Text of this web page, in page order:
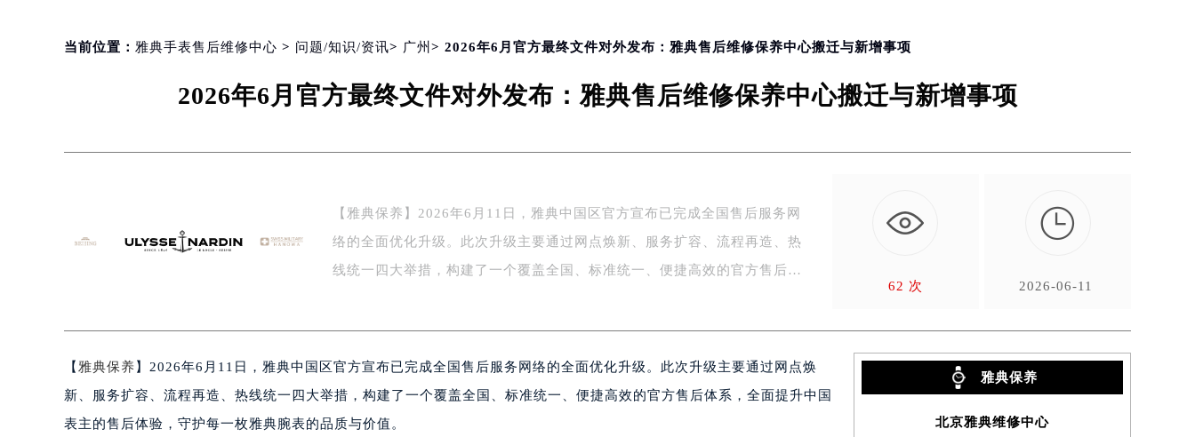
天津市和平区赤峰道136号天津国际金融中心写字楼26层2603室（需提前预约）
上海市徐汇区虹桥路3号港汇中心写字楼2座37层3705室（需提前预约）
上海市黄浦区南京东路299号宏伊国际广场写字楼8层806室（需提前预约）
常州市新北区龙锦路1590号现代传媒中心写字楼5号楼10层1008室（需提前预约）
扬州市邗江区国展路29号星耀天地写字楼1号楼18层1803室（需提前预约）
盐城市盐都区世纪大道5号盐城金融城写字楼1号楼16层1604室（需提前预约）
泰州市海陵区永定东路399号置地商务中心东塔写字楼（华润万象城）17层1706室（需提前预约）
宁波市江北区大闸南路500号来福士广场办公楼20层2009室（需提前预约）
金华市金东区东市南街777号金华万达广场写字楼4号楼22层2209室（需提前预约）
嘉兴市南湖区广益路705号嘉兴世界贸易中心写字楼A座13层1304室（需提前预约）
南昌市红谷滩新区红谷中大道998号绿地双子塔（中央广场）A1座办公楼14层07室（需提前预约）
济南市历下区经十路11111号华润中心写字楼（万象城）15层1508室（需提前预约）
当前位置： 雅典手表售后维修中心 > 问题/知识/资讯> 广州 > 2026年6月官方最终文件对外发布：雅典售后维修保养中心搬迁与新增事项
2026年6月官方最终文件对外发布：雅典售后维修保养中心搬迁与新增事项
【雅典保养】2026年6月11日，雅典中国区官方宣布已完成全国售后服务网
络的全面优化升级。此次升级主要通过网点焕新、服务扩容、流程再造、热
线统一四大举措，构建了一个覆盖全国、标准统一、便捷高效的官方售后体
62 次

2026-06-11
【 雅典保养 】2026年6月11日，雅典中国区官方宣布已完成全国售后服务网络的全面优化升级。此次升级主要通过网点焕
新、服务扩容、流程再造、热线统一四大举措，构建了一个覆盖全国、标准统一、便捷高效的官方售后体系，全面提升中国
表主的售后体验，守护每一枚雅典腕表的品质与价值。
雅典保养
北京雅典维修中心